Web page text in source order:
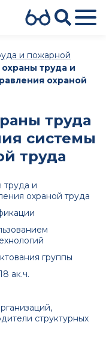
и пожарной
труда и
охраной
труда
системы
труда
и
охраной труда
группы
18 ак.ч.
структурных